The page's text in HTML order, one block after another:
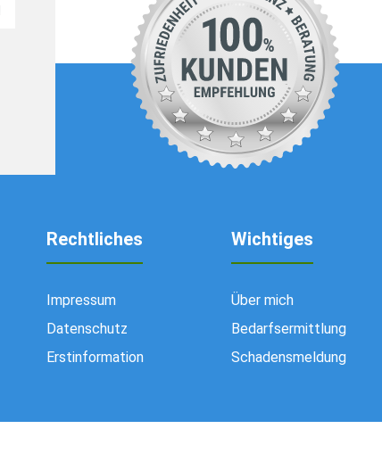
Rechtliches
Impressum
Datenschutz
Erstinformation
Wichtiges
Über mich
Bedarfsermittlung
Schadensmeldung